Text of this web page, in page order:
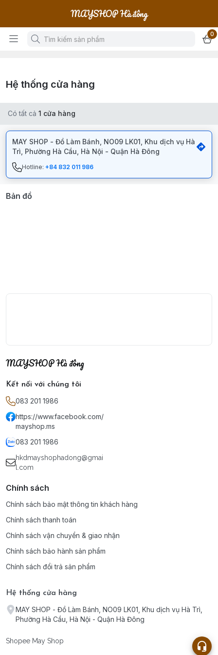
MAYSHOP Hà đông
0
Hệ thống cửa hàng
Có tất cả 1 cửa hàng
MAY SHOP - Đồ Làm Bánh, NO09 LK01, Khu dịch vụ Hà
Trì, Phường Hà Cầu, Hà Nội - Quận Hà Đông
Hotline: +84 832 011 986
Bản đồ
MAYSHOP Hà đông
Kết nối với chúng tôi
083 201 1986
https://www.facebook.com/
mayshop.ms
083 201 1986
hkdmayshophadong@gmai
l.com
Chính sách
Chính sách bảo mật thông tin khách hàng
Chính sách thanh toán
Chính sách vận chuyển & giao nhận
Chính sách bảo hành sản phẩm
Chính sách đổi trả sản phẩm
Hệ thống cửa hàng
MAY SHOP - Đồ Làm Bánh, NO09 LK01, Khu dịch vụ Hà Trì,
Phường Hà Cầu, Hà Nội - Quận Hà Đông
Shopee May Shop